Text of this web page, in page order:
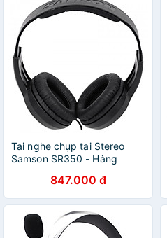
Tai nghe chụp tai Stereo
Samson SR350 - Hàng
847.000 đ